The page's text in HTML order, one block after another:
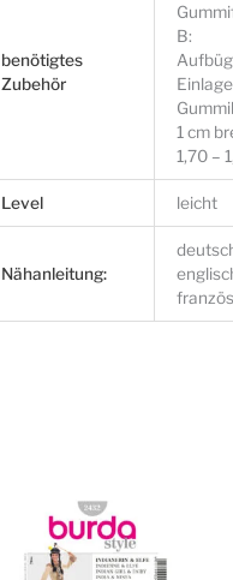
benötigtes
Zubehör
B:
1 cm
1,70 –
Level leicht
Nähanleitung: